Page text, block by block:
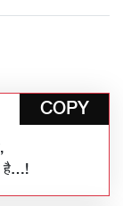
COPY
है…!